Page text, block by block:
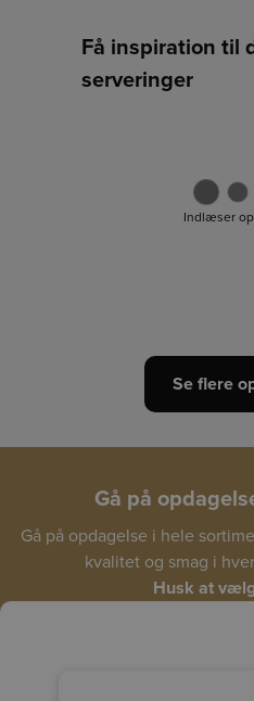
Få inspiration til
serveringer
Indlæser
Se flere
Gå på
Gå på opdagelse i hele
kvalitet og smag i
Husk at